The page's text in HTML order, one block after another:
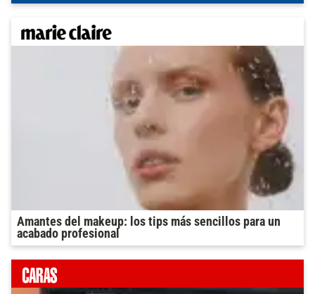
Amantes del makeup: los tips más sencillos para un
acabado profesional